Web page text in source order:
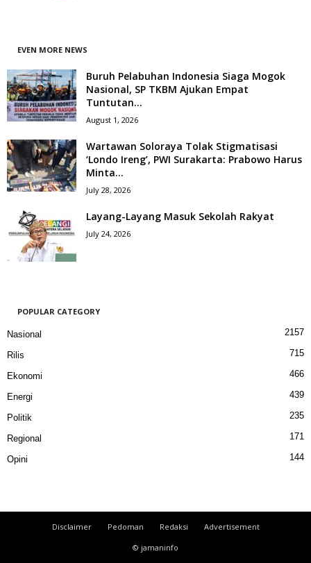
EVEN MORE NEWS
Buruh Pelabuhan Indonesia Siaga Mogok
Nasional, SP TKBM Ajukan Empat
Tuntutan...
August 1, 2026
Wartawan Soloraya Tolak Stigmatisasi
‘Londo Ireng’, PWI Surakarta: Prabowo Harus
Minta...
July 28, 2026
Layang-Layang Masuk Sekolah Rakyat
July 24, 2026
POPULAR CATEGORY
Nasional 2157
Rilis 715
Ekonomi 466
Energi 439
Politik 235
Regional 171
Opini 144
Disclaimer Pedoman Redaksi
Advertisement
© jamaninfo